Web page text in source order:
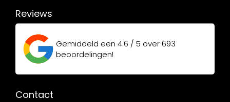
Reviews
Gemiddeld een 4.6 / 5 over693
beoordelingen!
Contact